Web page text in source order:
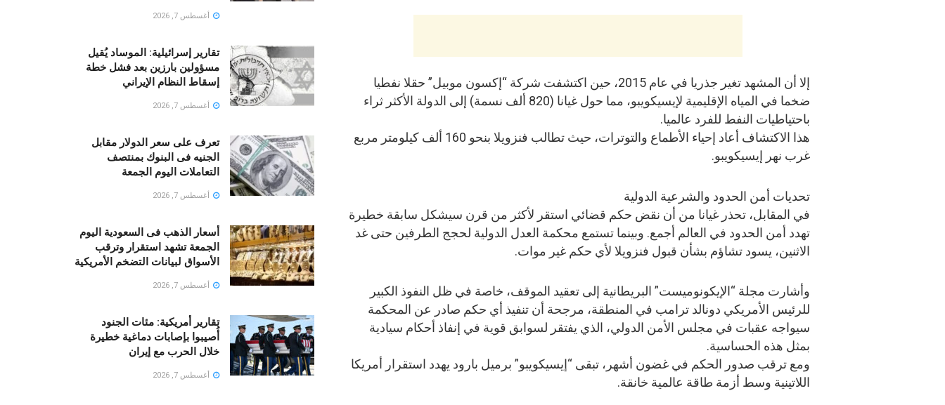
إلا أن المشهد تغير جذريا في عام 2015، حين اكتشفت شركة “إكسون موبيل” حقلا نفطيا
ضخما في المياه الإقليمية لإيسيكويبو، مما حول غيانا (820 ألف نسمة) إلى الدولة الأكثر ثراء
باحتياطيات النفط للفرد عالميا.
هذا الاكتشاف أعاد إحياء الأطماع والتوترات، حيث تطالب فنزويلا بنحو 160 ألف كيلومتر مربع
غرب نهر إيسيكويبو.
تحديات أمن الحدود والشرعية الدولية
في المقابل، تحذر غيانا من أن نقض حكم قضائي استقر لأكثر من قرن سيشكل سابقة خطيرة
تهدد أمن الحدود في العالم أجمع. وبينما تستمع محكمة العدل الدولية لحجج الطرفين حتى غد
الاثنين، يسود تشاؤم بشأن قبول فنزويلا لأي حكم غير موات.
وأشارت مجلة “الإيكونوميست” البريطانية إلى تعقيد الموقف، خاصة في ظل النفوذ الكبير
للرئيس الأمريكي دونالد ترامب في المنطقة، مرجحة أن تنفيذ أي حكم صادر عن المحكمة
سيواجه عقبات في مجلس الأمن الدولي، الذي يفتقر لسوابق قوية في إنفاذ أحكام سيادية
بمثل هذه الحساسية.
ومع ترقب صدور الحكم في غضون أشهر، تبقى “إيسيكويبو” برميل بارود يهدد استقرار أمريكا
اللاتينية وسط أزمة طاقة عالمية خانقة.
أغسطس 7, 2026
تقارير إسرائيلية: الموساد يُقيل
مسؤولين بارزين بعد فشل خطة
إسقاط النظام الإيراني
أغسطس 7, 2026
تعرف على سعر الدولار مقابل
الجنيه فى البنوك بمنتصف
التعاملات اليوم الجمعة
أغسطس 7, 2026
أسعار الذهب فى السعودية اليوم
الجمعة تشهد استقرار وترقب
الأسواق لبيانات التضخم الأمريكية
أغسطس 7, 2026
تقارير أمريكية: مئات الجنود
أُصيبوا بإصابات دماغية خطيرة
خلال الحرب مع إيران
أغسطس 7, 2026